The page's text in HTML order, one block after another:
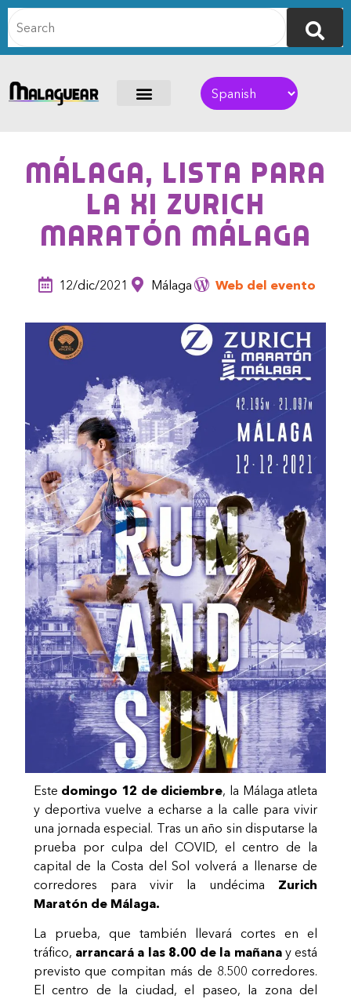
Málaga, lista para
la XI Zurich
Maratón Málaga
12/dic/2021 Málaga Web del evento
Este domingo 12 de diciembre, la Málaga atleta
y deportiva vuelve a echarse a la calle para vivir
una jornada especial. Tras un año sin disputarse la
prueba por culpa del COVID, el centro de la
capital de la Costa del Sol volverá a llenarse de
corredores para vivir la undécima Zurich
Maratón de Málaga.
La prueba, que también llevará cortes en el
tráfico, arrancará a las 8.00 de la mañanay está
previsto que compitan más de 8.500 corredores.
El centro de la ciudad, el paseo, la zona del